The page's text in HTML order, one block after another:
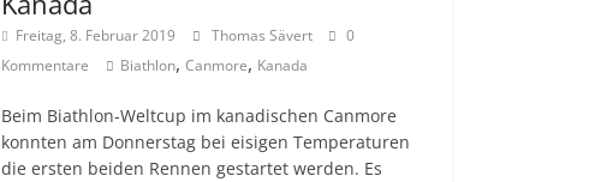
Freitag, 8. Februar 2019 Thomas Sävert
0
Kommentare
Biathlon,Canmore, Kanada
Beim Biathlon-Weltcup im kanadischen Canmore
konnten am Donnerstag bei eisigen Temperaturen
die ersten beiden Rennen gestartet werden. Es